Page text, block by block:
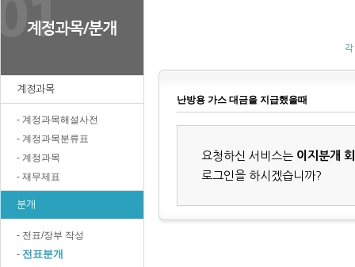
계정과목
- 계정과목해설사전
- 계정과목분류표
- 계정과목
- 재무제표
분개
- 전표/장부 작성
- 전표분개
각
난방용 가스 대금을 지급했을때
요청하신 서비스는 이지분개
로그인을 하시겠습니까?